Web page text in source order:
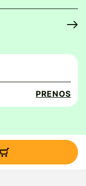
PRENOS